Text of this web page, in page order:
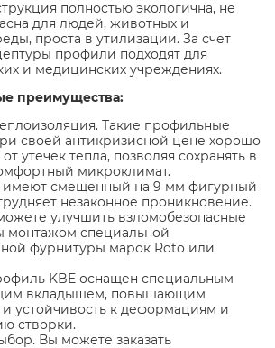
полностью экологична, не
для людей, животных и
проста в утилизации. За счет
профили подходят для
и медицинских учреждениях.
преимущества:
Такие профильные
своей антикризисной цене хорошо
утечек тепла, позволяя сохранять в
микроклимат.
имеют смещенный на 9 мм фигурный
незаконное проникновение.
улучшить взломобезопасные
монтажом специальной
фурнитуры марок Roto или
KBE оснащен специальным
вкладышем, повышающим
и устойчивость к деформациям и
створки.
Вы можете заказать